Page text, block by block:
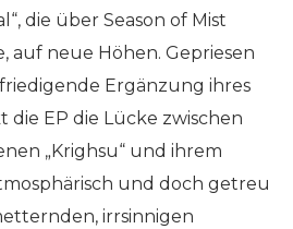
die über Season of Mist
neue Höhen. Gepriesen
Ergänzung ihres
die EP die Lücke zwischen
„Krighsu“ und ihrem
und doch getreu
irrsinnigen